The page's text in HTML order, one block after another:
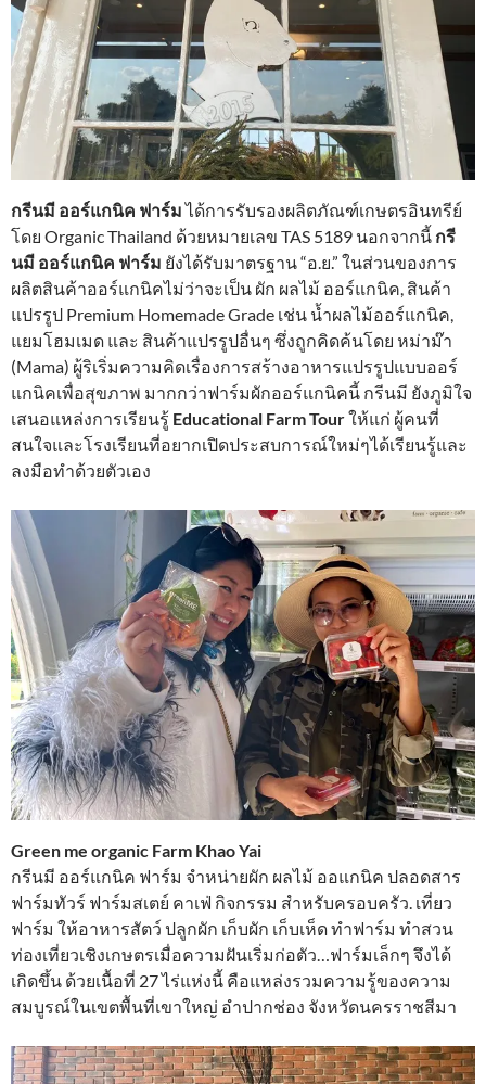
กรีนมี ออร์แกนิค ฟาร์มได้การรับรองผลิตภัณฑ์เกษตรอินทรีย์
โดย Organic Thailand ด้วยหมายเลข TAS 5189 นอกจากนี้ กรี
นมี ออร์แกนิค ฟาร์ม ยังได้รับมาตรฐาน “อ.ย.” ในส่วนของการ
ผลิตสินค้าออร์แกนิคไม่ว่าจะเป็น ผัก ผลไม้ ออร์แกนิค, สินค้า
แปรรูป Premium Homemade Grade เช่น น้ำผลไม้ออร์แกนิค,
แยมโฮมเมด และ สินค้าแปรรูปอื่นๆ ซึ่งถูกคิดค้นโดย หม่าม๊า
(Mama) ผู้ริเริ่มความคิดเรื่องการสร้างอาหารแปรรูปแบบออร์
แกนิคเพื่อสุขภาพ มากกว่าฟาร์มผักออร์แกนิคนี้ กรีนมี ยังภูมิใจ
เสนอแหล่งการเรียนรู้ Educational Farm Tourให้แก่ ผู้คนที่
สนใจและโรงเรียนที่อยากเปิดประสบการณ์ใหม่ๆได้เรียนรู้และ
ลงมือทำด้วยตัวเอง
Green me organic Farm Khao Yai
กรีนมี ออร์แกนิค ฟาร์ม จำหน่ายผัก ผลไม้ ออแกนิค ปลอดสาร
ฟาร์มทัวร์ ฟาร์มสเตย์ คาเฟ่ กิจกรรม สำหรับครอบครัว. เที่ยว
ฟาร์ม ให้อาหารสัตว์ ปลูกผัก เก็บผัก เก็บเห็ด ทำฟาร์ม ทำสวน
ท่องเที่ยวเชิงเกษตรเมื่อความฝันเริ่มก่อตัว…ฟาร์มเล็กๆ จึงได้
เกิดขึ้น ด้วยเนื้อที่ 27 ไร่แห่งนี้ คือแหล่งรวมความรู้ของความ
สมบูรณ์ในเขตพื้นที่เขาใหญ่ อำปากช่อง จังหวัดนครราชสีมา